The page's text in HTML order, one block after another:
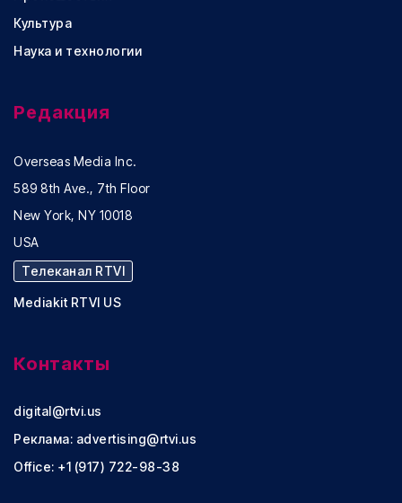
Культура
Наука и технологии
Редакция
Overseas Media Inc.
589 8th Ave., 7th Floor
New York, NY 10018
USA
Телеканал RTVI
Mediakit RTVI US
Контакты
digital@rtvi.us
Реклама: advertising@rtvi.us
Office: +1 (917) 722-98-38